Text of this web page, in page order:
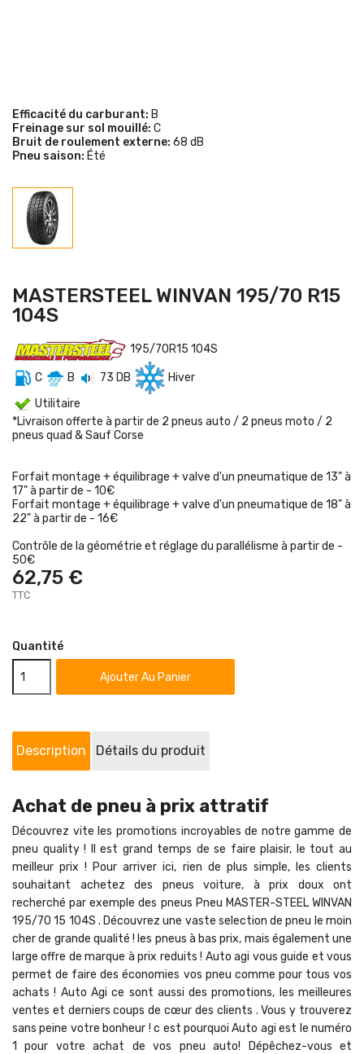
Efficacité du carburant: B
Freinage sur sol mouillé: C
Bruit de roulement externe: 68 dB
Pneu saison: Été
MASTERSTEEL WINVAN 195/70 R15
104S
195/70R15 104S
C B 73 DB
Hiver
Utilitaire
*Livraison offerte à partir de 2 pneus auto / 2 pneus moto / 2
pneus quad & Sauf Corse
Forfait montage + équilibrage + valve d'un pneumatique de 13" à
17" à partir de - 10€
Forfait montage + équilibrage + valve d'un pneumatique de 18" à
22" à partir de - 16€
Contrôle de la géométrie et réglage du parallélisme à partir de -
50€
62,75 €
TTC
Quantité
Ajouter Au Panier
Description Détails du produit
Achat de pneu à prix attratif
Découvrez vite les promotions incroyables de notre gamme de
pneu quality ! Il est grand temps de se faire plaisir, le tout au
meilleur prix ! Pour arriver ici, rien de plus simple, les clients
souhaitant achetez des pneus voiture, à prix doux ont
recherché par exemple des pneus Pneu MASTER-STEEL WINVAN
195/70 15 104S . Découvrez une vaste selection de pneu le moin
cher de grande qualité ! les pneus à bas prix, mais également une
large offre de marque à prix reduits ! Auto agi vous guide et vous
permet de faire des économies vos pneu comme pour tous vos
achats ! Auto Agi ce sont aussi des promotions, les meilleures
ventes et derniers coups de cœur des clients . Vous y trouverez
sans peine votre bonheur ! c est pourquoi Auto agi est le numéro
1 pour votre achat de vos pneu auto! Dépêchez-vous et